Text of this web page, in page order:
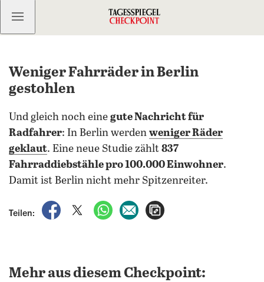
Kostenlos anmelden
Weniger Fahrräder in Berlin
gestohlen
Und gleich noch eine gute Nachricht für
Radfahrer: In Berlin werden weniger Räder
geklaut. Eine neue Studie zählt 837
Fahrraddiebstähle pro 100.000 Einwohner.
Damit ist Berlin nicht mehr Spitzenreiter.
Teilen:
auf Facebook teilen
auf X teilenper WhatsApp teilen
per E-Mail teilen
Mehr aus diesem Checkpoint: